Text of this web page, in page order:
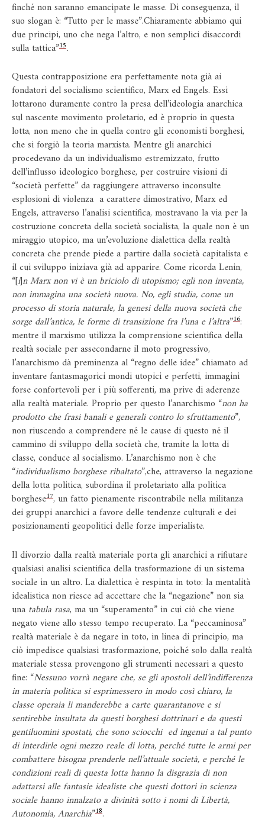
finché non saranno emancipate le masse. Di conseguenza, il
suo slogan è: “Tutto per le masse”.Chiaramente abbiamo qui
due principi, uno che nega l’altro, e non semplici disaccordi
sulla tattica”15.
Questa contrapposizione era perfettamente nota già ai
fondatori del socialismo scientifico, Marx ed Engels. Essi
lottarono duramente contro la presa dell’ideologia anarchica
sul nascente movimento proletario, ed è proprio in questa
lotta, non meno che in quella contro gli economisti borghesi,
che si forgiò la teoria marxista. Mentre gli anarchici
procedevano da un individualismo estremizzato, frutto
dell’influsso ideologico borghese, per costruire visioni di
“società perfette” da raggiungere attraverso inconsulte
esplosioni di violenza a carattere dimostrativo, Marx ed
Engels, attraverso l’analisi scientifica, mostravano la via per la
costruzione concreta della società socialista, la quale non è un
miraggio utopico, ma un’evoluzione dialettica della realtà
concreta che prende piede a partire dalla società capitalista e
il cui sviluppo iniziava già ad apparire. Come ricorda Lenin,
“[i]n Marx non vi è un briciolo di utopismo; egli non inventa,
non immagina una società nuova. No, egli studia, come un
processo di storia naturale, la genesi della nuova società che
sorge dall’antica, le forme di transizione fra l’una e l’altra”16:
mentre il marxismo utilizza la comprensione scientifica della
realtà sociale per assecondarne il moto progressivo,
l’anarchismo dà preminenza al “regno delle idee” chiamato ad
inventare fantasmagorici mondi utopici e perfetti, immagini
forse confortevoli per i più sofferenti, ma prive di aderenze
alla realtà materiale. Proprio per questo l’anarchismo “non ha
prodotto che frasi banali e generali contro lo sfruttamento”,
non riuscendo a comprendere né le cause di questo né il
cammino di sviluppo della società che, tramite la lotta di
classe, conduce al socialismo. L’anarchismo non è che
“individualismo borghese ribaltato”,che, attraverso la negazione
della lotta politica, subordina il proletariato alla politica
borghese17, un fatto pienamente riscontrabile nella militanza
dei gruppi anarchici a favore delle tendenze culturali e dei
posizionamenti geopolitici delle forze imperialiste.
Il divorzio dalla realtà materiale porta gli anarchici a rifiutare
qualsiasi analisi scientifica della trasformazione di un sistema
sociale in un altro. La dialettica è respinta in toto: la mentalità
idealistica non riesce ad accettare che la “negazione” non sia
una tabula rasa, ma un “superamento” in cui ciò che viene
negato viene allo stesso tempo recuperato. La “peccaminosa”
realtà materiale è da negare in toto, in linea di principio, ma
ciò impedisce qualsiasi trasformazione, poiché solo dalla realtà
materiale stessa provengono gli strumenti necessari a questo
fine: “Nessuno vorrà negare che, se gli apostoli dell’indifferenza
in materia politica si esprimessero in modo così chiaro, la
classe operaia li manderebbe a carte quarantanove e si
sentirebbe insultata da questi borghesi dottrinari e da questi
gentiluomini spostati, che sono sciocchi ed ingenui a tal punto
di interdirle ogni mezzo reale di lotta, perché tutte le armi per
combattere bisogna prenderle nell’attuale società, e perché le
condizioni reali di questa lotta hanno la disgrazia di non
adattarsi alle fantasie idealiste che questi dottori in scienza
sociale hanno innalzato a divinità sotto i nomi di Libertà,
Autonomia, Anarchia”18.